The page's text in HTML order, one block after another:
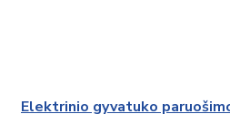
Elektrinio gyvatuko